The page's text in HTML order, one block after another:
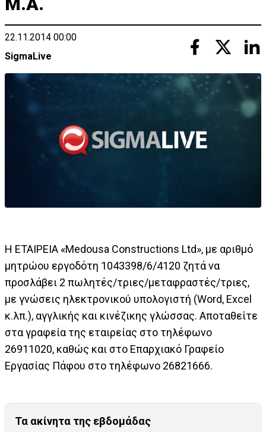
22.11.2014 00:00
SigmaLive
Η ΕΤΑΙΡΕΙΑ «Μedousa Constructions Ltd», με αριθμό
μητρώου εργοδότη 1043398/6/4120 ζητά να
προσλάβει 2 πωλητές/τριες/μεταφραστές/τριες,
με γνώσεις ηλεκτρονικού υπολογιστή (Word, Excel
κ.λπ.), αγγλικής και κινέζικης γλώσσας. Αποταθείτε
στα γραφεία της εταιρείας στο τηλέφωνο
26911020, καθώς και στο Επαρχιακό Γραφείο
Εργασίας Πάφου στο τηλέφωνο 26821666.
Τα ακίνητα της εβδομάδας